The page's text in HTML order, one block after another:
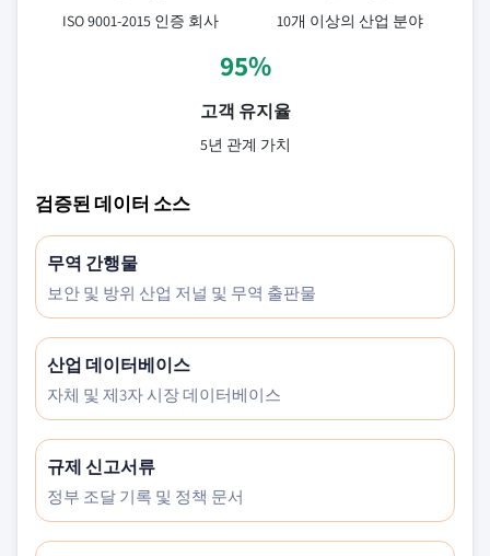
ISO 9001-2015 인증 회사 10개 이상의 산업 분야
95%
고객 유지율
5년 관계 가치
검증된 데이터 소스
무역 간행물
보안 및 방위 산업 저널 및 무역 출판물
산업 데이터베이스
자체 및 제3자 시장 데이터베이스
규제 신고서류
정부 조달 기록 및 정책 문서